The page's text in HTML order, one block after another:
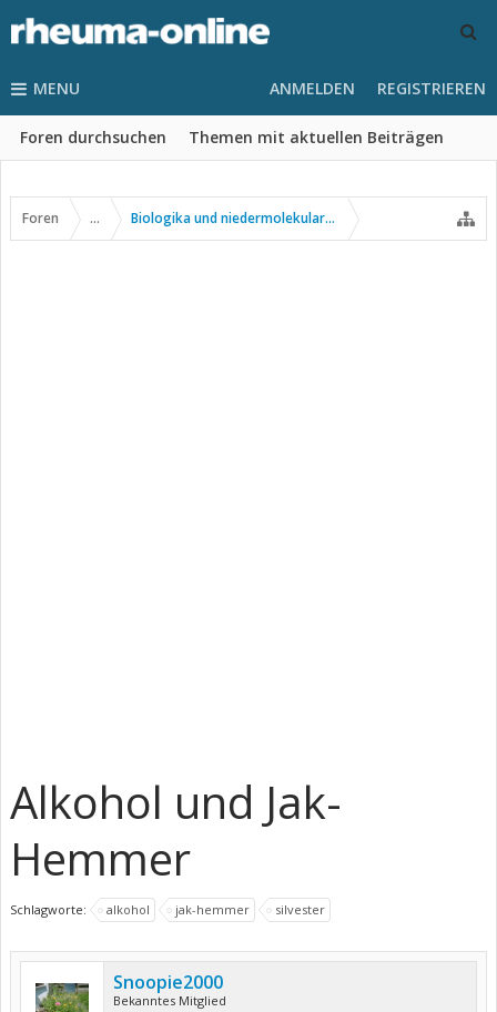
MENU
Foren durchsuchen Themen mit aktuellen Beiträgen
ANMELDEN REGISTRIEREN
Foren ... Biologika und niedermolekulare Wirkstoffe
Alkohol und Jak-
Hemmer
Schlagworte: alkohol jak-hemmer silvester
Snoopie2000
Bekanntes Mitglied